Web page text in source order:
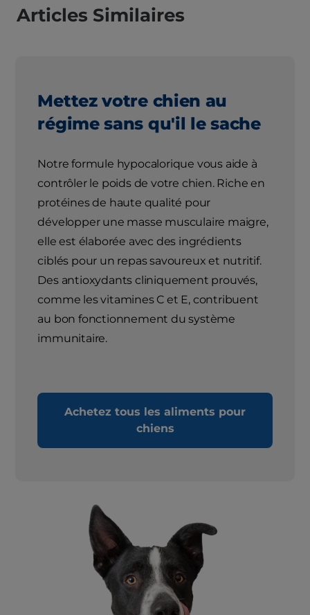
Articles Similaires
Mettez votre chien au
régime sans qu'il le sache
Notre formule hypocalorique vous aide à
contrôler le poids de votre chien. Riche en
protéines de haute qualité pour
développer une masse musculaire maigre,
elle est élaborée avec des ingrédients
ciblés pour un repas savoureux et nutritif.
Des antioxydants cliniquement prouvés,
comme les vitamines C et E, contribuent
au bon fonctionnement du système
immunitaire.
Achetez tous les aliments pour
chiens